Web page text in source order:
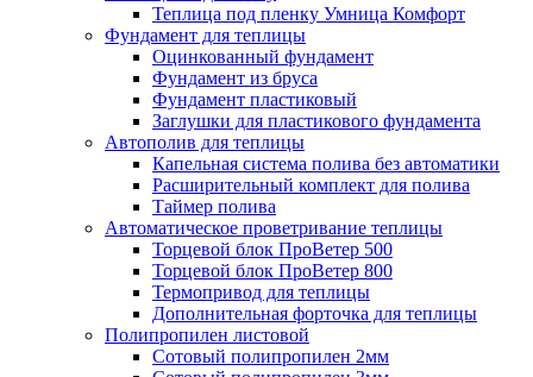
Теплица под пленку Умница Комфорт
Фундамент для теплицы
Оцинкованный фундамент
Фундамент из бруса
Фундамент пластиковый
Заглушки для пластикового фундамента
Автополив для теплицы
Капельная система полива без автоматики
Расширительный комплект для полива
Таймер полива
Автоматическое проветривание теплицы
Торцевой блок ПроВетер 500
Торцевой блок ПроВетер 800
Термопривод для теплицы
Дополнительная форточка для теплицы
Полипропилен листовой
Сотовый полипропилен 2мм